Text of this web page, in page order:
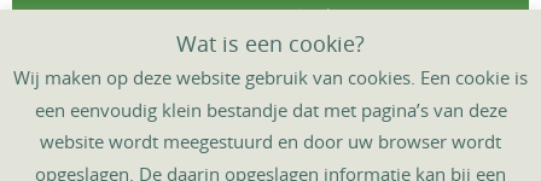
Privacybeleid
HOME DORPSAGENDA
‘T HÈMERS KRANTJE
Wat is een cookie?
Wij maken op deze website gebruik van cookies. Een cookie is
een eenvoudig klein bestandje dat met pagina’s van deze
website wordt meegestuurd en door uw browser wordt
opgeslagen. De daarin opgeslagen informatie kan bij een